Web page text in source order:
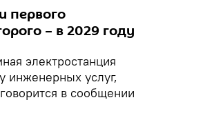
первого
– в 2029 году
электростанция
инженерных услуг,
в сообщении